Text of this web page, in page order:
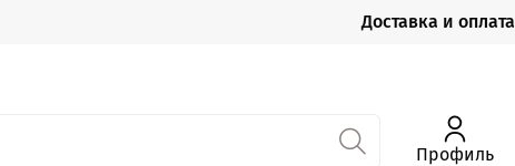
Доставка и оплата
Профиль